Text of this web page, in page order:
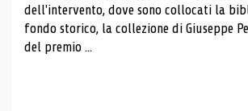
dell'intervento, dove sono collocati la
fondo storico, la collezione di Giuseppe
del premio ...